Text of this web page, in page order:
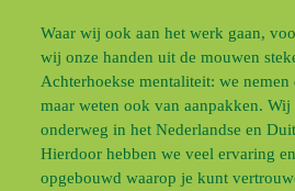
Waar wij ook aan het werk gaan,
wij onze handen uit de mouwen
Achterhoekse mentaliteit: we
maar weten ook van aanpakken.
onderweg in het Nederlandse en
Hierdoor hebben we veel ervaring
opgebouwd waarop je kunt